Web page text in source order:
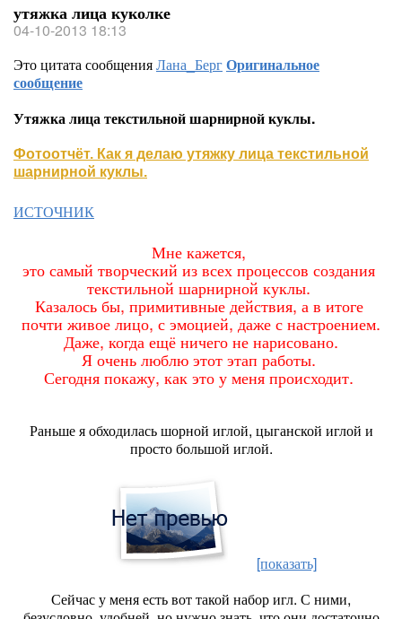
утяжка лица куколке
04-10-2013 18:13
Это цитата сообщенияЛана_БергОригинальное
сообщение
Утяжка лица текстильной шарнирной куклы.
Фотоотчёт. Как я делаю утяжку лица текстильной
шарнирной куклы.
ИСТОЧНИК
Мне кажется,
это самый творческий из всех процессов создания
текстильной шарнирной куклы.
Казалось бы, примитивные действия, а в итоге
почти живое лицо, с эмоцией, даже с настроением.
Даже, когда ещё ничего не нарисовано.
Я очень люблю этот этап работы.
Сегодня покажу, как это у меня происходит.
Раньше я обходилась шорной иглой, цыганской иглой и
просто большой иглой.
[показать]
Сейчас у меня есть вот такой набор игл. С ними,